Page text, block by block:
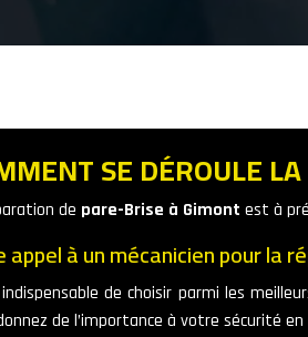
SE DÉROULE
de pare-Brise à Gimontest à
appel à un mécanicien pour la
de choisir parmi les
de l’importance à votre sécurité